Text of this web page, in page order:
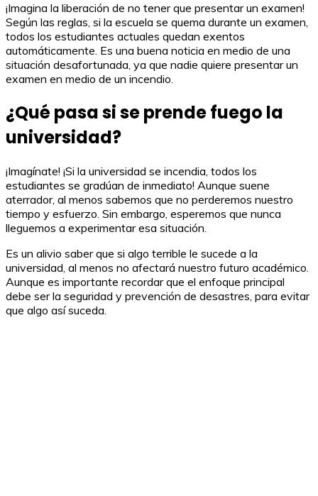
¡Imagina la liberación de no tener que presentar un examen!
Según las reglas, si la escuela se quema durante un examen,
todos los estudiantes actuales quedan exentos
automáticamente. Es una buena noticia en medio de una
situación desafortunada, ya que nadie quiere presentar un
examen en medio de un incendio.
¿Qué pasa si se prende fuego la
universidad?
¡Imagínate! ¡Si la universidad se incendia, todos los
estudiantes se gradúan de inmediato! Aunque suene
aterrador, al menos sabemos que no perderemos nuestro
tiempo y esfuerzo. Sin embargo, esperemos que nunca
lleguemos a experimentar esa situación.
Es un alivio saber que si algo terrible le sucede a la
universidad, al menos no afectará nuestro futuro académico.
Aunque es importante recordar que el enfoque principal
debe ser la seguridad y prevención de desastres, para evitar
que algo así suceda.